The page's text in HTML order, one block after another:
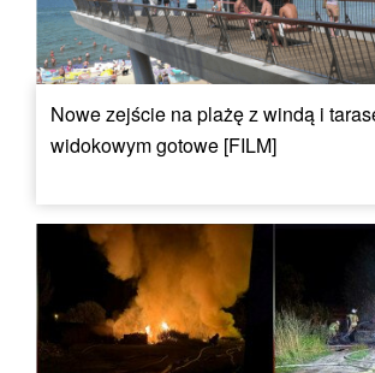
Nowe zejście na plażę z windą i
widokowym gotowe [FILM]